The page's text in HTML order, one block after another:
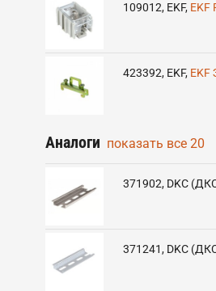
109012, EKF, EKF
423392, EKF, EKF
Аналоги показать все 20
371902, DKC
371241, DKC